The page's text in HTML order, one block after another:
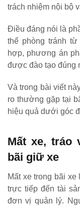
trách nhiệm nội bộ
Điều đáng nói là
thể phòng tránh
hợp, phương án
được đào tạo đúng
Và trong bài viết
ro thường gặp tại
hiệu quả dưới góc
Mất xe, tráo
bãi giữ xe
Mất xe trong bãi
trực tiếp đến tài
đơn vị quản lý.